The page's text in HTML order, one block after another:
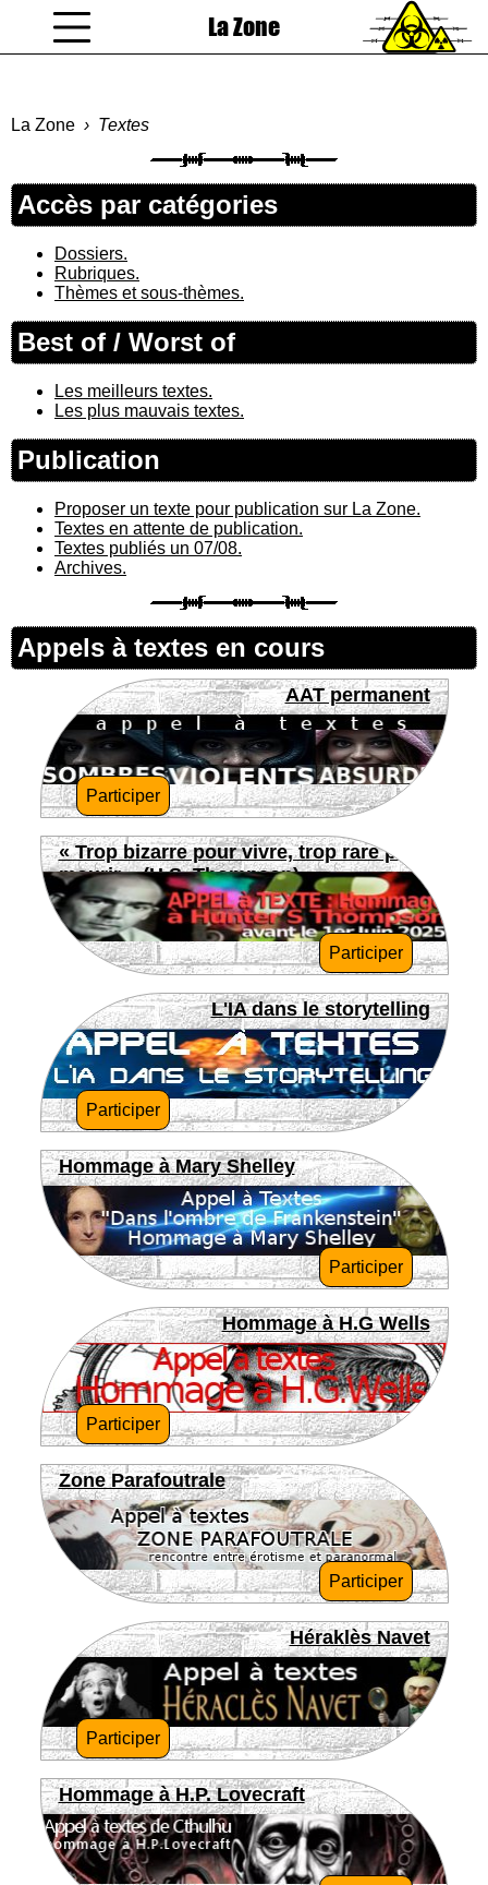
La Zone
La Zone Textes
Accès par catégories
Dossiers.
Rubriques.
Thèmes et sous-thèmes.
Best of / Worst of
Les meilleurs textes.
Les plus mauvais textes.
Publication
Proposer un texte pour publication sur La Zone.
Textes en attente de publication.
Textes publiés un 07/08.
Archives.
Appels à textes en cours
AAT permanent
Participer
« Trop bizarre pour vivre, trop rare pour
mourir » (H.S. Thompson)
Participer
L'IA dans le storytelling
Participer
Hommage à Mary Shelley
Participer
Hommage à H.G Wells
Participer
Zone Parafoutrale
Participer
Héraklès Navet
Participer
Hommage à H.P. Lovecraft